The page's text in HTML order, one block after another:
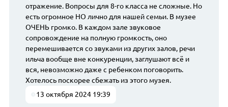
отражение. Вопросы для 8-го класса не сложные. Но
есть огромное НО лично для нашей семьи. В музее
ОЧЕНЬ громко. В каждом зале звуковое
сопровождение на полную громкость, оно
перемешивается со звуками из других залов, речи
ильча вообще вне конкуренции, заглушают всё и
вся, невозможно даже с ребенком поговорить.
Хотелось поскорее сбежать из этого музея.
13 октября 2024 19:39